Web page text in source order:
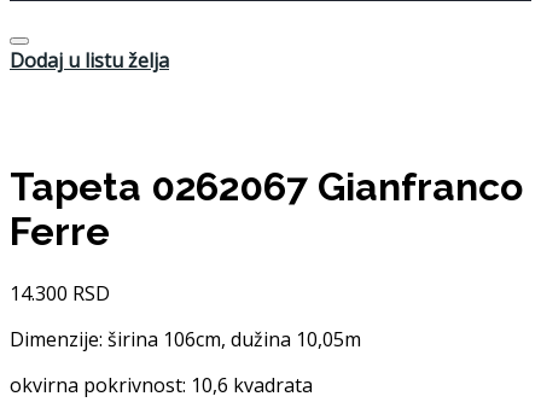
Dodaj u listu želja
Tapeta 0262067 Gianfranco
Ferre
14.300 RSD
Dimenzije: širina 106cm, dužina 10,05m
okvirna pokrivnost: 10,6 kvadrata